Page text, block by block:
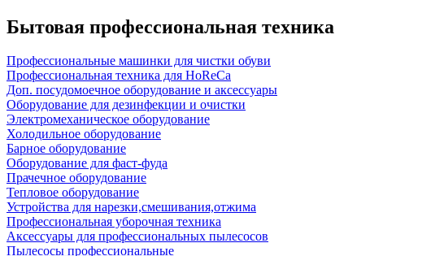
Бытовая профессиональная техника
Профессиональные машинки для чистки обуви
Профессиональная техника для HoReCa
Доп. посудомоечное оборудование и аксессуары
Оборудование для дезинфекции и очистки
Электромеханическое оборудование
Холодильное оборудование
Барное оборудование
Оборудование для фаст-фуда
Прачечное оборудование
Тепловое оборудование
Устройства для нарезки,смешивания,отжима
Профессиональная уборочная техника
Аксессуары для профессиональных пылесосов
Пылесосы профессиональные